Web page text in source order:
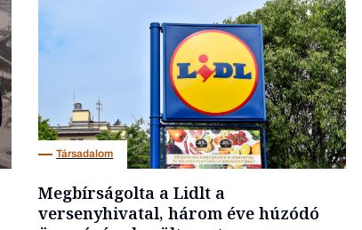
Társadalom
Megbírságolta a Lidlt a
versenyhivatal, három éve húzódó